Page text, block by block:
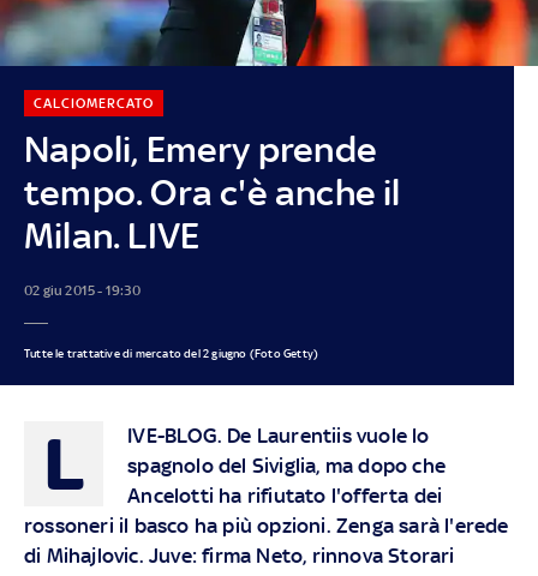
Napoli, Emery prende
tempo. Ora c'è anche il
Milan. LIVE
CALCIOMERCATO
02 giu 2015 - 19:30
Tutte le trattative di mercato del 2 giugno (Foto Getty)
L IVE-BLOG. De Laurentiis vuole lo
spagnolo del Siviglia, ma dopo che
Ancelotti ha rifiutato l'offerta dei
rossoneri il basco ha più opzioni. Zenga sarà l'erede
di Mihajlovic. Juve: firma Neto, rinnova Storari